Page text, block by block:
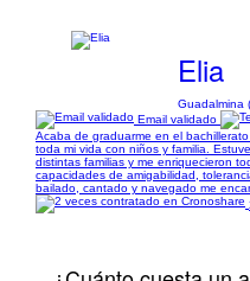
Elia
Guadalmina
Email validado
Acaba de graduarme en el
toda mi vida con niños y familia.
distintas familias y me enriquecieron
capacidades de amigabilidad,
bailado, cantado y navegado me